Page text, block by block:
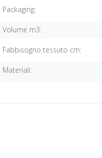
Packaging:
Volume m3:
Fabbisogno tessuto cm:
Materiali: